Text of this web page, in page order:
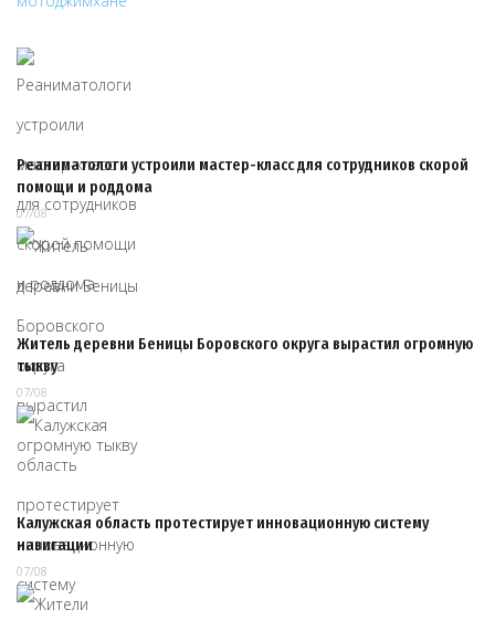
Реаниматологи устроили мастер-класс для сотрудников скорой
помощи и роддома
07/08
Житель деревни Беницы Боровского округа вырастил огромную
тыкву
07/08
Калужская область протестирует инновационную систему
навигации
07/08